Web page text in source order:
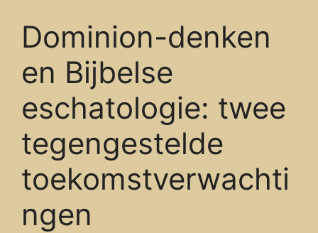
Dominion-denken
en Bijbelse
eschatologie: twee
tegengestelde
toekomstverwachti
ngen